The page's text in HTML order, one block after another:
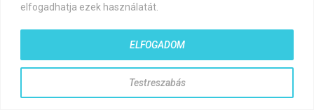
elfogadhatja ezek használatát.
Testreszabás
ELFOGADOM
©gyorfiandras.hu